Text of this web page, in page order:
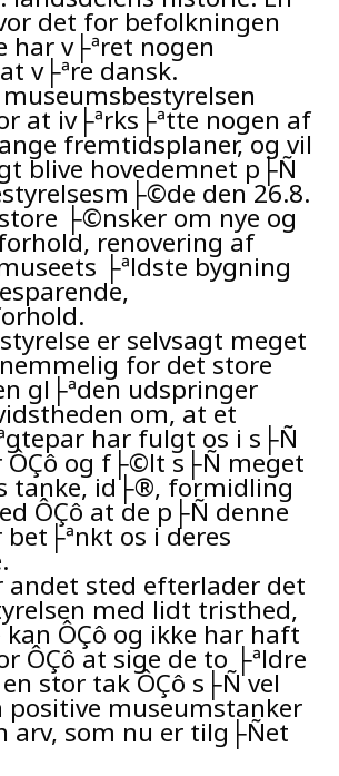
det for befolkningen
har v├ªret nogen
v├ªre dansk.
at iv├ªrks├ªtte nogen af
fremtidsplaner, og vil
blive hovedemnet p├Ñ
den 26.8.
├©nsker om nye og
renovering af
├ªldste bygning
er selvsagt meget
for det store
gl├ªden udspringer
om, at et
har fulgt os i s├Ñ
og f├©lt s├Ñ meget
tanke, id├®, formidling
ÔÇô at de p├Ñ denne
os i deres
andet sted efterlader det
med lidt tristhed,
ÔÇô og ikke har haft
ÔÇô at sige de to ├ªldre
stor tak ÔÇô s├Ñ vel
museumstanker
arv, som nu er tilg├Ñet